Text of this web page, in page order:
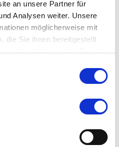
an unsere Partner für
Analysen weiter. Unsere
möglicherweise mit
die Sie ihnen bereitgestellt
Ihrer Nutzung der Dienste
die Nutzung unserer